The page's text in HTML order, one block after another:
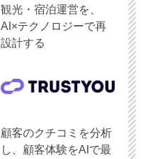
観光・宿泊運営を、
AI×テクノロジーで再
設計する
顧客のクチコミを分析
し、顧客体験をAIで最